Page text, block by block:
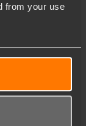
from your use